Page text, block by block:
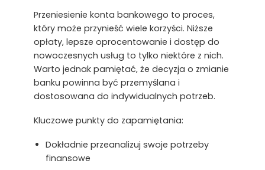
Przeniesienie konta bankowego to proces,
który może przynieść wiele korzyści. Niższe
opłaty, lepsze oprocentowanie i dostęp do
nowoczesnych usług to tylko niektóre z nich.
Warto jednak pamiętać, że decyzja o zmianie
banku powinna być przemyślana i
dostosowana do indywidualnych potrzeb.
Kluczowe punkty do zapamiętania:
Dokładnie przeanalizuj swoje potrzeby
finansowe